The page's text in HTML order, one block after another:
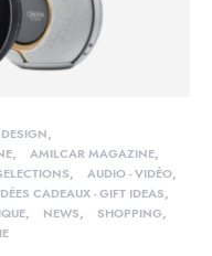
AMILCAR MAGAZINE
AUDIO - VIDÉO
CADEAUX - GIFT IDEAS
NEWS
SHOPPING